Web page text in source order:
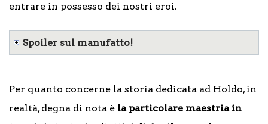
entrare in possesso dei nostri eroi.
Spoiler sul manufatto!
Per quanto concerne la storia dedicata ad Holdo, in
realtà, degna di nota è la particolare maestria in